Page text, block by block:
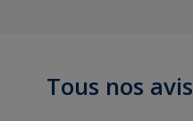
Tous nos avis